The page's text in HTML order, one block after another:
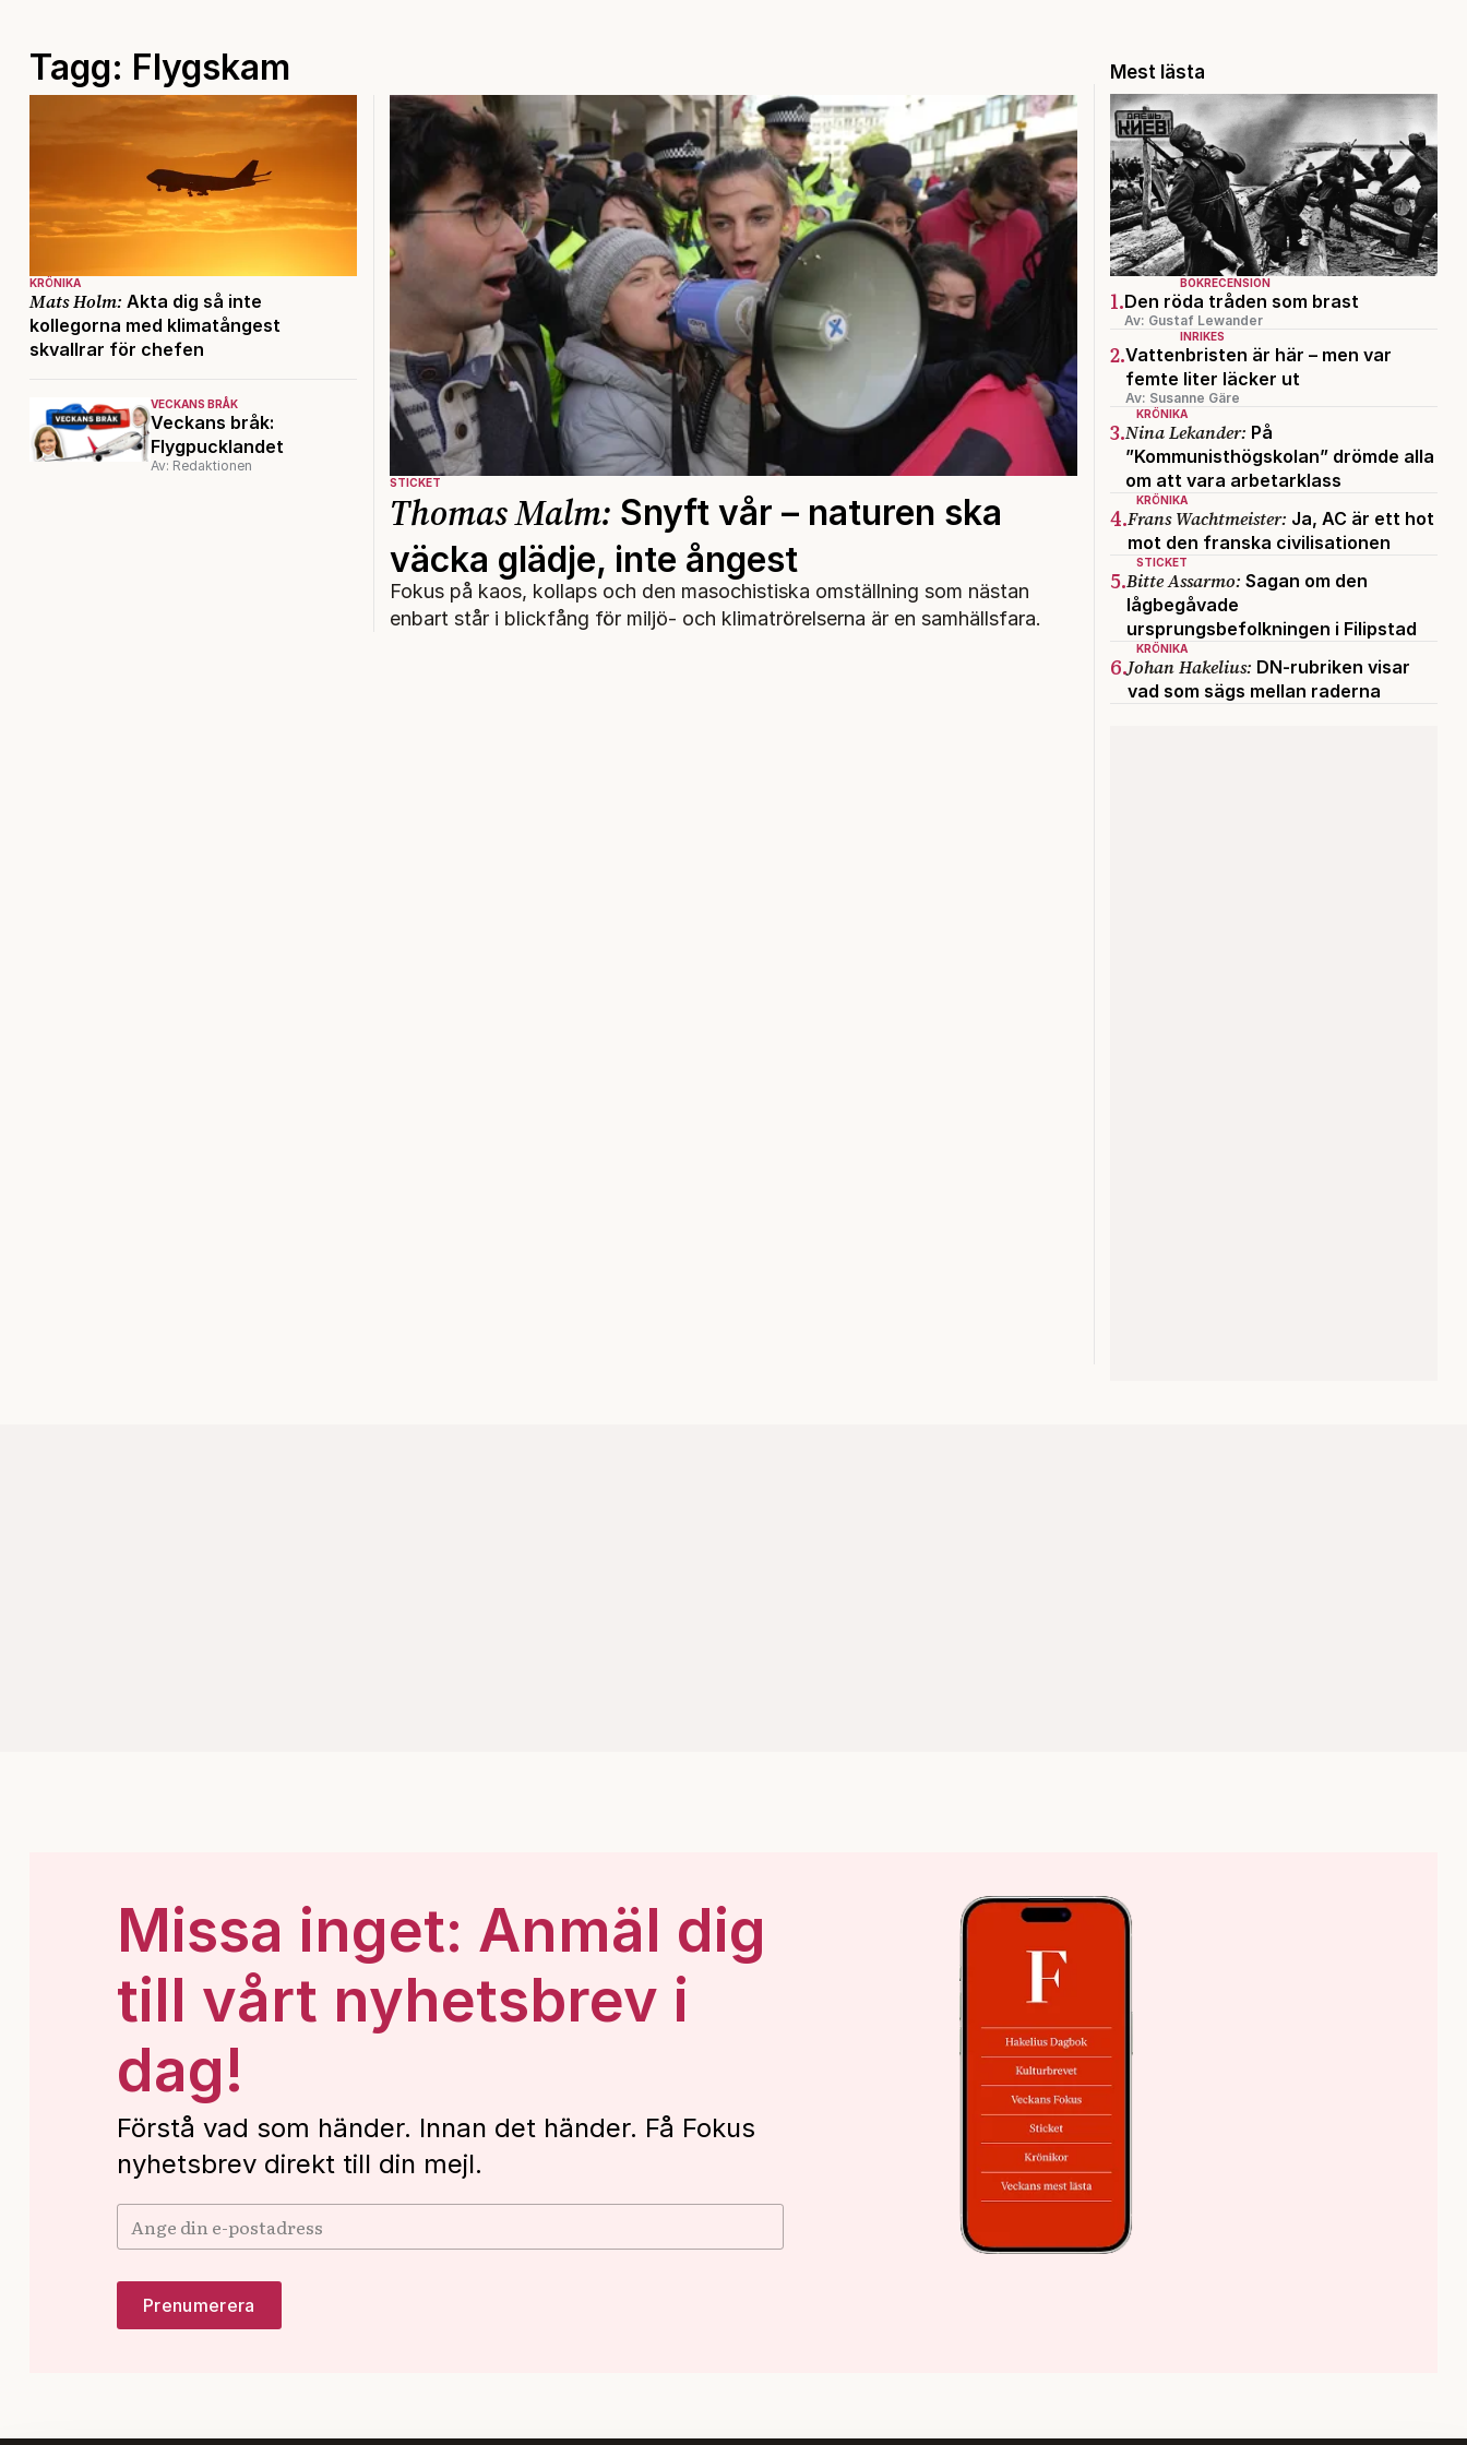
Tagg: Flygskam
KRÖNIKA
Mats Holm: Akta dig så inte
kollegorna med klimatångest
skvallrar för chefen
VECKANS BRÅK
Veckans bråk:
Flygpucklandet
Av: Redaktionen
STICKET
Thomas Malm: Snyft vår – naturen ska
väcka glädje, inte ångest
Fokus på kaos, kollaps och den masochistiska omställning som nästan
enbart står i blickfång för miljö- och klimatrörelserna är en samhällsfara.
Mest lästa
BOKRECENSION
1.Den röda tråden som brast
Av: Gustaf Lewander
INRIKES
2.Vattenbristen är här – men var
femte liter läcker ut
Av: Susanne Gäre
KRÖNIKA
3.Nina Lekander: På
”Kommunisthögskolan” drömde alla
om att vara arbetarklass
KRÖNIKA
4.Frans Wachtmeister: Ja, AC är ett hot
mot den franska civilisationen
STICKET
5.Bitte Assarmo: Sagan om den
lågbegåvade
ursprungsbefolkningen i Filipstad
KRÖNIKA
6.Johan Hakelius: DN-rubriken visar
vad som sägs mellan raderna
Missa inget: Anmäl dig
till vårt nyhetsbrev i
dag!
Förstå vad som händer. Innan det händer. Få Fokus
nyhetsbrev direkt till din mejl.